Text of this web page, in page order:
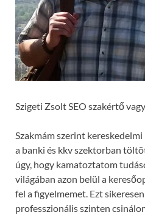
Szigeti Zsolt SEO szakértő
Szakmám szerint
a banki és kkv szektorban
úgy, hogy kamatoztatom
világában azon belül a
fel a figyelmemet. Ezt
professzionális szinten